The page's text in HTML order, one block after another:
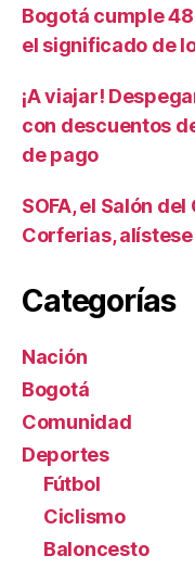
Bogotá cumple
el significado de
¡A viajar!
con descuentos
de pago
SOFA, el Salón
Corferias,
Categorías
Nación
Bogotá
Comunidad
Deportes
Fútbol
Ciclismo
Baloncesto